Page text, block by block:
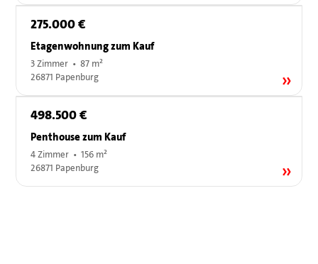
275.000 €
Etagenwohnung zum Kauf
3 Zimmer • 87 m²
26871 Papenburg
498.500 €
Penthouse zum Kauf
4 Zimmer • 156 m²
26871 Papenburg